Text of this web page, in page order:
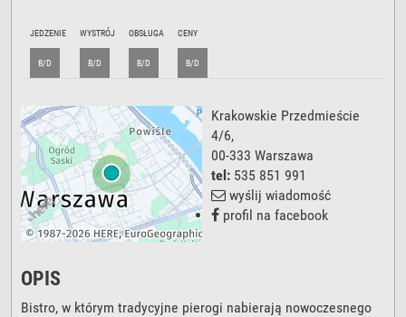
JEDZENIE
B/D
WYSTRÓJ
B/D
OBSŁUGA
B/D
CENY
B/D
Krakowskie Przedmieście
4/6,
00-333 Warszawa
tel: 535 851 991
wyślij wiadomość
profil na facebook
OPIS
Bistro, w którym tradycyjne pierogi nabierają nowoczesnego